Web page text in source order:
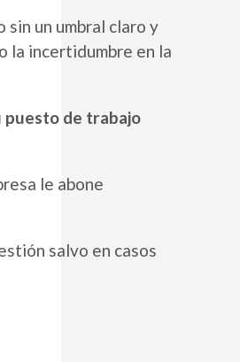
un umbral claro y
la incertidumbre en la
puesto de trabajo
le abone
salvo en casos